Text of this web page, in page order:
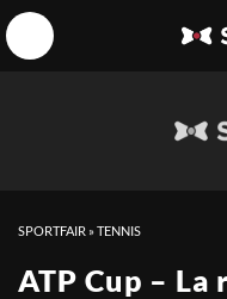
SPORTFAIR »TENNIS
ATP Cup –